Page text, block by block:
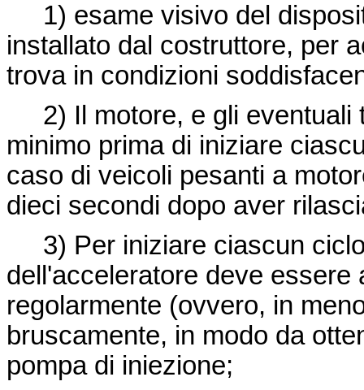
1) esame visivo del
installato dal costruttore, per
trova in condizioni
2) Il motore, e gli eventuali
minimo prima di iniziare
caso di veicoli pesanti a
dieci secondi dopo aver
3) Per iniziare ciascun
dell'acceleratore deve
regolarmente (ovvero, in
bruscamente, in modo da
pompa di iniezione;